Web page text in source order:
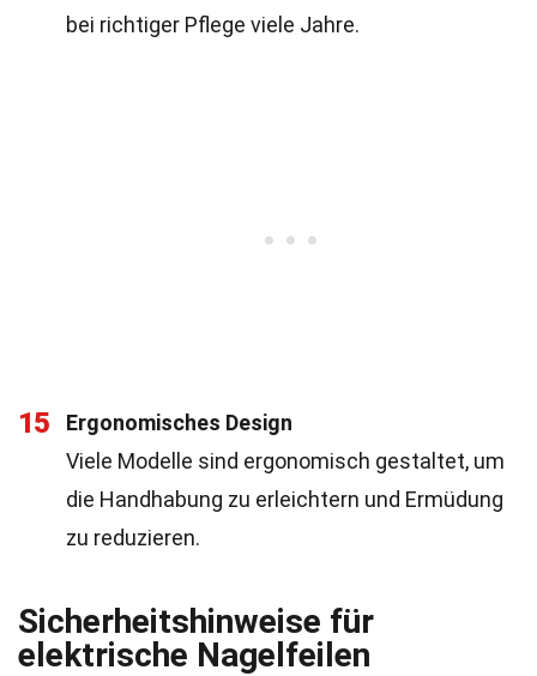
bei richtiger Pflege viele Jahre.
15
Ergonomisches Design
Viele Modelle sind ergonomisch gestaltet, um
die Handhabung zu erleichtern und Ermüdung
zu reduzieren.
Sicherheitshinweise für
elektrische Nagelfeilen